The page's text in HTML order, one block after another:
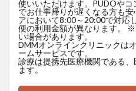
使いいただけます。PUDOや
でお仕事帰りが遅くなる方も
アにおいて8:00～20:00で対応
便の利用金額が異なります。
い場合があります。
DMMオンラインクリニックは
ームサービスです。
診療は提携先医療機関である
ます。